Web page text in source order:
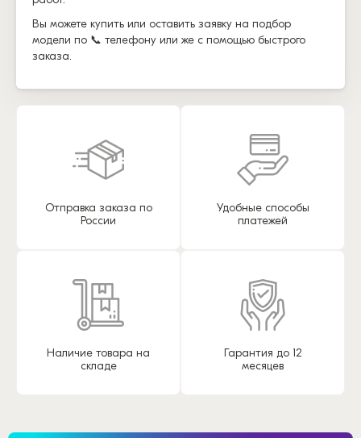
Вы можете купить или оставить заявку на подбор
модели по 📞 телефону или же с помощью быстрого
заказа.
Отправка заказа по
России
Удобные способы
платежей
Наличие товара на
складе
Гарантия до 12
месяцев